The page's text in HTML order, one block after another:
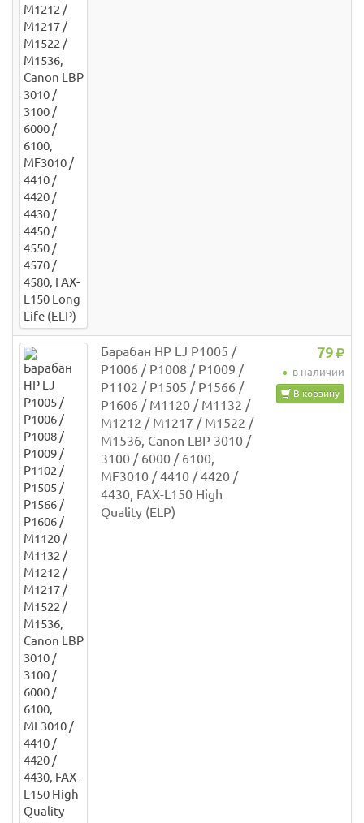
Барабан HP LJ P1005 /
P1006 / P1008 / P1009 /
P1102 / P1505 / P1566 /
P1606 / M1120 / M1132 /
M1212 / M1217 / M1522 /
M1536, Canon LBP 3010 /
3100 / 6000 / 6100,
MF3010 / 4410 / 4420 /
4430, FAX-L150 High
Quality (ELP)
79
в наличии
В корзину